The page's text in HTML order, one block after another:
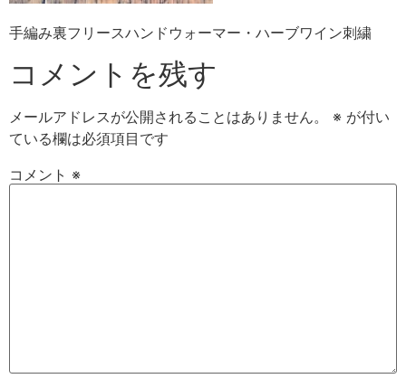
手編み裏フリースハンドウォーマー・ハーブワイン刺繍
コメントを残す
メールアドレスが公開されることはありません。 ※ が付い
ている欄は必須項目です
コメント ※